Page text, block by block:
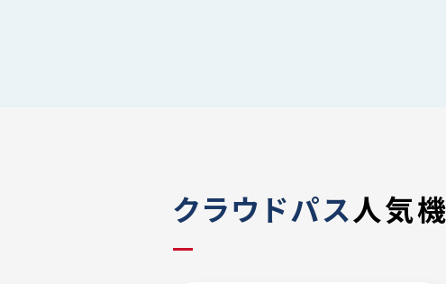
クラウドパス人気